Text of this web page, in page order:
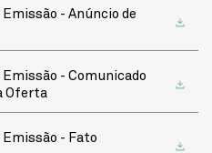
Emissão - Anúncio de
Emissão - Comunicado
Oferta
Emissão - Fato